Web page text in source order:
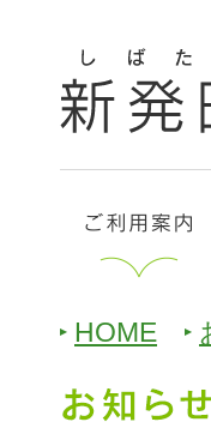
HOME